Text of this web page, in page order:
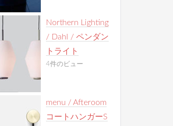
Northern Lighting
/ Dahl / ペンダン
トライト
4件のビュー
menu / Afteroom
コートハンガーS